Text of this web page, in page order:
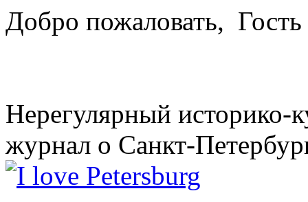
Добро пожаловать, Гость
Нерегулярный историко-
журнал о Санкт-